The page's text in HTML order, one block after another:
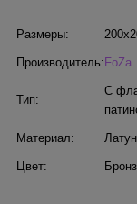
Размеры:
Производитель: FoZa
Тип:
С
Материал:
Цвет: